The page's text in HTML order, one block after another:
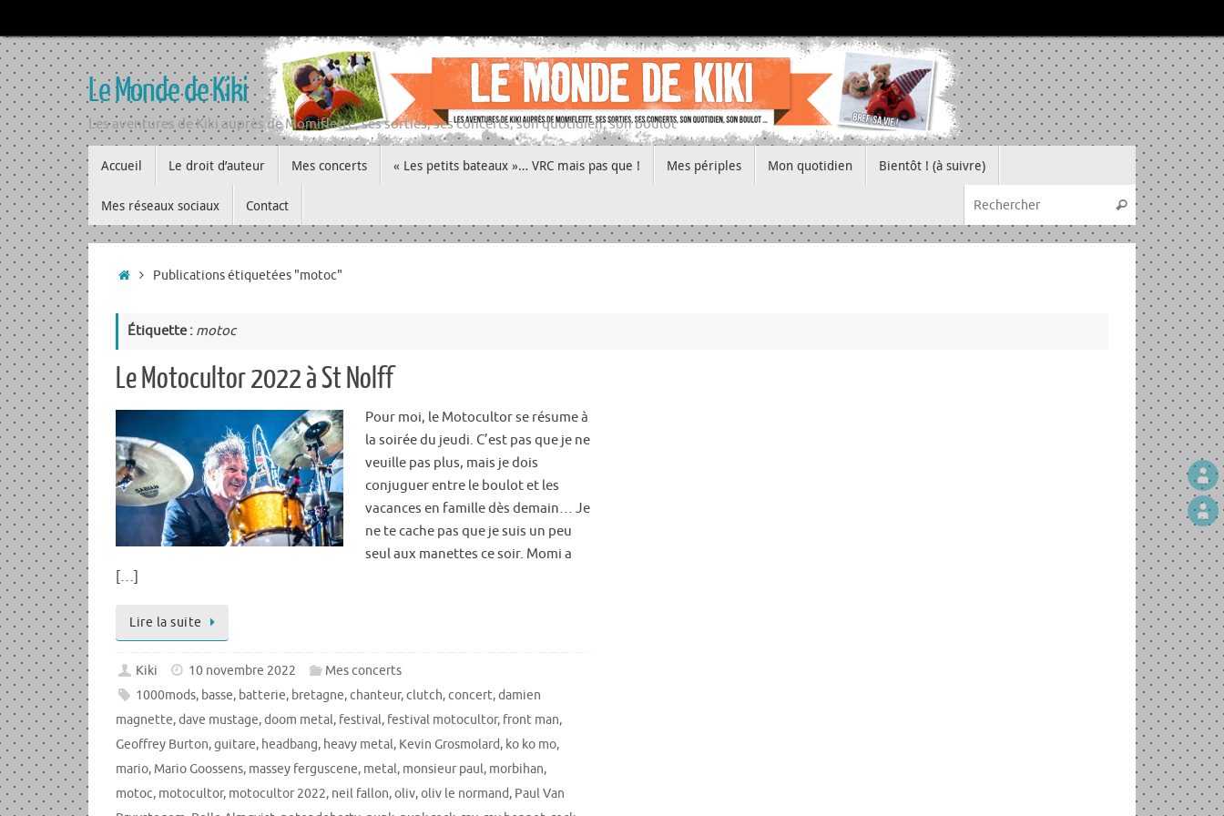
au
contenu
Le Monde de Kiki
Les aventures de Kiki auprès de Momiflette, ses sorties, ses concerts, son quotidien, son boulot
au
contenu
Accueil Le droit d’auteur Mes concerts « Les petits bateaux »… VRC mais pas que ! Mes périples Mon quotidien Bientôt ! (à suivre)
Mes réseaux sociaux Contact
Recherche
Rechercher
Accueil
Publications étiquetées "motoc"
Étiquette : motoc
Le Motocultor 2022 à St Nolff
Pour moi, le Motocultor se résume à
la soirée du jeudi. C’est pas que je ne
veuille pas plus, mais je dois
conjuguer entre le boulot et les
vacances en famille dès demain… Je
ne te cache pas que je suis un peu
seul aux manettes ce soir. Momi a
[…]
Lire la suite
Kiki 10 novembre 2022
Mes concerts
1000mods, basse, batterie, bretagne,chanteur,clutch,concert,damien
magnette,dave mustage,doom metal, festival, festival motocultor, front man,
Geoffrey Burton,guitare, headbang, heavy metal, Kevin Grosmolard, ko ko mo,
mario, Mario Goossens, massey ferguscene, metal, monsieur paul, morbihan,
motoc, motocultor, motocultor 2022, neil fallon,oliv,oliv le normand, Paul Van